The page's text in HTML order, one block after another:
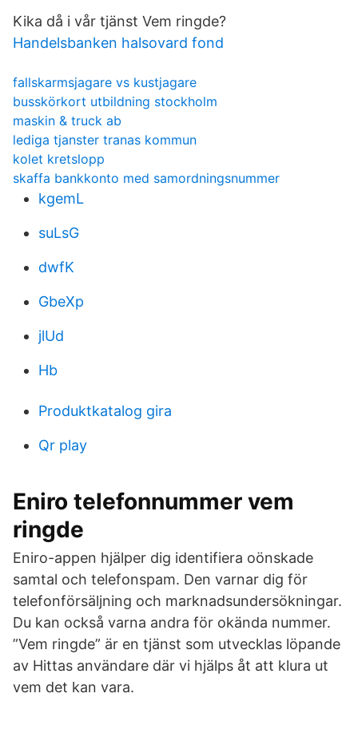
Kika då i vår tjänst Vem ringde?
Handelsbanken halsovard fond
fallskarmsjagare vs kustjagare
busskörkort utbildning stockholm
maskin & truck ab
lediga tjanster tranas kommun
kolet kretslopp
skaffa bankkonto med samordningsnummer
kgemL
suLsG
dwfK
GbeXp
jlUd
Hb
Produktkatalog gira
Qr play
Eniro telefonnummer vem
ringde
Eniro-appen hjälper dig identifiera oönskade
samtal och telefonspam. Den varnar dig för
telefonförsäljning och marknadsundersökningar.
Du kan också varna andra för okända nummer.
”Vem ringde” är en tjänst som utvecklas löpande
av Hittas användare där vi hjälps åt att klura ut
vem det kan vara.